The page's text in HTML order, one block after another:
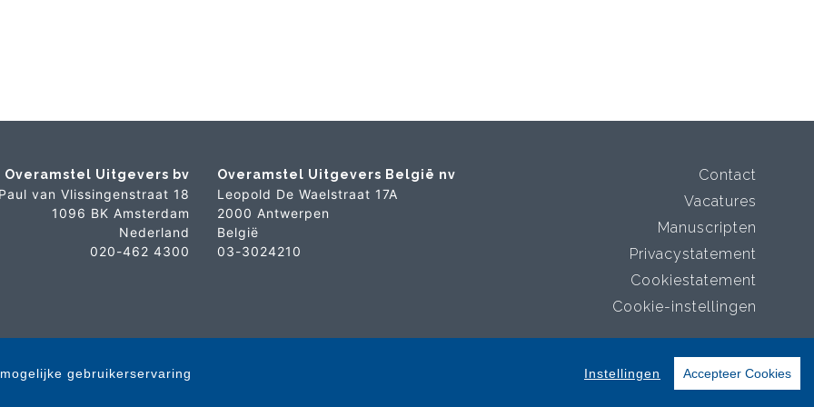
Overamstel Uitgevers bv
van Vlissingenstraat 18
1096 BK Amsterdam
Nederland
020-462 4300
Overamstel Uitgevers België nv
Leopold De Waelstraat 17A
2000 Antwerpen
België
03-3024210
Contact
Vacatures
Manuscripten
Privacystatement
Cookiestatement
Cookie-instellingen
gebruikerservaring Instellingen Accepteer Cookies